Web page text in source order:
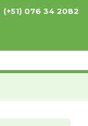
(+51) 076 34 2082